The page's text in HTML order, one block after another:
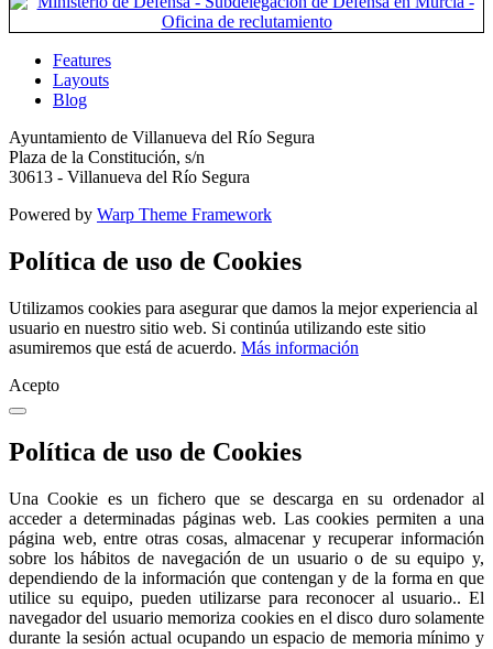
Features
Layouts
Blog
Ayuntamiento de Villanueva del Río Segura
Plaza de la Constitución, s/n
30613 - Villanueva del Río Segura
Powered by Warp Theme Framework
Política de uso de Cookies
Utilizamos cookies para asegurar que damos la mejor experiencia al
usuario en nuestro sitio web. Si continúa utilizando este sitio
asumiremos que está de acuerdo. Más información
Acepto
Política de uso de Cookies
Una Cookie es un fichero que se descarga en su ordenador al
acceder a determinadas páginas web. Las cookies permiten a una
página web, entre otras cosas, almacenar y recuperar información
sobre los hábitos de navegación de un usuario o de su equipo y,
dependiendo de la información que contengan y de la forma en que
utilice su equipo, pueden utilizarse para reconocer al usuario.. El
navegador del usuario memoriza cookies en el disco duro solamente
durante la sesión actual ocupando un espacio de memoria mínimo y